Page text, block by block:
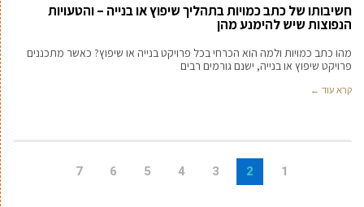
חשיבותו של כתב כמויות בתהליך שיפוץ או בנייה – והטעויות
הנפוצות שיש להימנע מהן
מהו כתב כמויות ולמה הוא הכרחי בכל פרויקט בנייה או שיפוץ? כאשר מתכננים
פרויקט שיפוץ או בנייה, ישנם גורמים רבים
קרא עוד ←
1
2
3
4
5
6
7